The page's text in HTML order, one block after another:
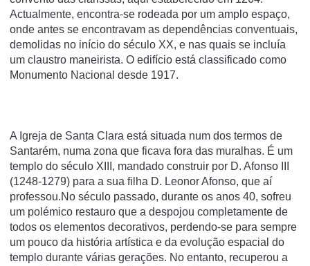
Actualmente, encontra-se rodeada por um amplo espaço,
onde antes se encontravam as dependências conventuais,
demolidas no iní­cio do século XX, e nas quais se incluí­a
um claustro maneirista. O edifí­cio está classificado como
Monumento Nacional desde 1917.
A Igreja de Santa Clara está situada num dos termos de
Santarém, numa zona que ficava fora das muralhas. É um
templo do século XIII, mandado construir por D. Afonso III
(1248-1279) para a sua filha D. Leonor Afonso, que aí
professou.No século passado, durante os anos 40, sofreu
um polémico restauro que a despojou completamente de
todos os elementos decorativos, perdendo-se para sempre
um pouco da história artística e da evolução espacial do
templo durante várias gerações. No entanto, recuperou a